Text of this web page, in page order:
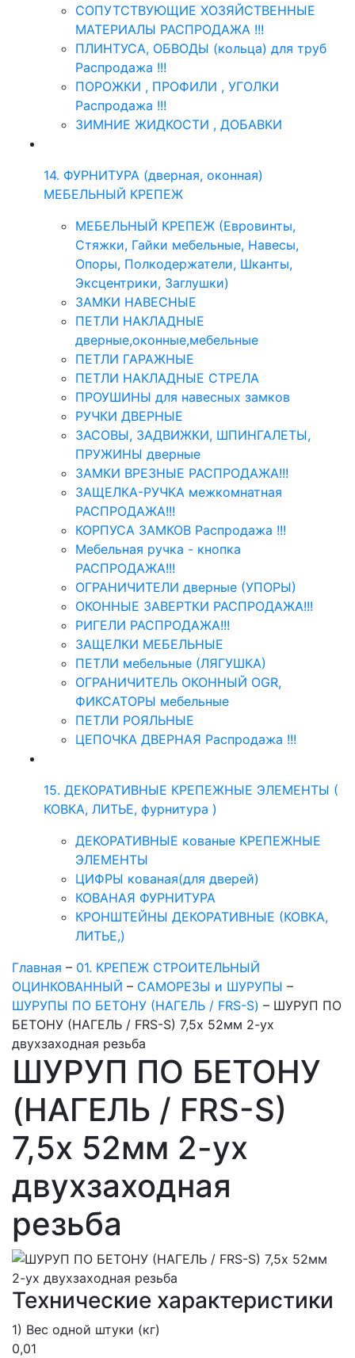
СОПУТСТВУЮЩИЕ ХОЗЯЙСТВЕННЫЕ
МАТЕРИАЛЫ РАСПРОДАЖА !!!
ПЛИНТУСА, ОБВОДЫ (кольца) для труб
Распродажа !!!
ПОРОЖКИ , ПРОФИЛИ , УГОЛКИ
Распродажа !!!
ЗИМНИЕ ЖИДКОСТИ , ДОБАВКИ
14. ФУРНИТУРА (дверная, оконная)
МЕБЕЛЬНЫЙ КРЕПЕЖ
МЕБЕЛЬНЫЙ КРЕПЕЖ (Евровинты,
Стяжки, Гайки мебельные, Навесы,
Опоры, Полкодержатели, Шканты,
Эксцентрики, Заглушки)
ЗАМКИ НАВЕСНЫЕ
ПЕТЛИ НАКЛАДНЫЕ
дверные,оконные,мебельные
ПЕТЛИ ГАРАЖНЫЕ
ПЕТЛИ НАКЛАДНЫЕ СТРЕЛА
ПРОУШИНЫ для навесных замков
РУЧКИ ДВЕРНЫЕ
ЗАСОВЫ, ЗАДВИЖКИ, ШПИНГАЛЕТЫ,
ПРУЖИНЫ дверные
ЗАМКИ ВРЕЗНЫЕ РАСПРОДАЖА!!!
ЗАЩЕЛКА-РУЧКА межкомнатная
РАСПРОДАЖА!!!
КОРПУСА ЗАМКОВ Распродажа !!!
Мебельная ручка - кнопка
РАСПРОДАЖА!!!
ОГРАНИЧИТЕЛИ дверные (УПОРЫ)
ОКОННЫЕ ЗАВЕРТКИ РАСПРОДАЖА!!!
РИГЕЛИ РАСПРОДАЖА!!!
ЗАЩЕЛКИ МЕБЕЛЬНЫЕ
ПЕТЛИ мебельные (ЛЯГУШКА)
ОГРАНИЧИТЕЛЬ ОКОННЫЙ OGR,
ФИКСАТОРЫ мебельные
ПЕТЛИ РОЯЛЬНЫЕ
ЦЕПОЧКА ДВЕРНАЯ Распродажа !!!
15. ДЕКОРАТИВНЫЕ КРЕПЕЖНЫЕ ЭЛЕМЕНТЫ (
КОВКА, ЛИТЬЕ, фурнитура )
ДЕКОРАТИВНЫЕ кованые КРЕПЕЖНЫЕ
ЭЛЕМЕНТЫ
ЦИФРЫ кованая(для дверей)
КОВАНАЯ ФУРНИТУРА
КРОНШТЕЙНЫ ДЕКОРАТИВНЫЕ (КОВКА,
ЛИТЬЕ,)
Главная – 01. КРЕПЕЖ СТРОИТЕЛЬНЫЙ
ОЦИНКОВАННЫЙ – САМОРЕЗЫ и ШУРУПЫ –
ШУРУПЫ ПО БЕТОНУ (НАГЕЛЬ / FRS-S) – ШУРУП ПО
БЕТОНУ (НАГЕЛЬ / FRS-S) 7,5х 52мм 2-ух
двухзаходная резьба
ШУРУП ПО БЕТОНУ
(НАГЕЛЬ / FRS-S)
7,5х 52мм 2-ух
двухзаходная
резьба
Технические характеристики
1) Вес одной штуки (кг)
0,01